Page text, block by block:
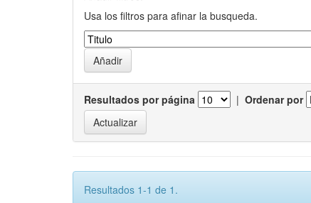
Usa los filtros para afinar la busqueda.
Resultados por página | Ordenar por
Resultados 1-1 de 1.